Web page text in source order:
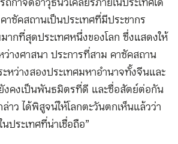
ซัคสถานเป็นประเทศที่มีประชากร
กที่สุดประเทศหนึ่งของโลก ซึ่งแสดงให้
างศาสนา ประการที่สาม คาซัคสถาน
ว่างสองประเทศมหาอำนาจทั้งจีนและ
งคงเป็นพันธมิตรที่ดี และซื่อสัตย์ต่อกัน
ว ได้พิสูจน์ให้โลกตะวันตกเห็นแล้วว่า
ประเทศที่น่าเชื่อถือ”